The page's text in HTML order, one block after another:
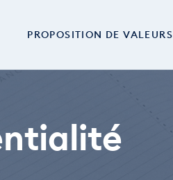
PROPOSITION DE VALEURS